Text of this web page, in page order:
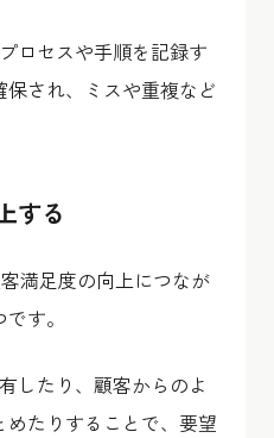
ロセスや手順を記録す
され、ミスや重複など
する
満足度の向上につなが
す。
したり、顧客からのよ
めたりすることで、要望